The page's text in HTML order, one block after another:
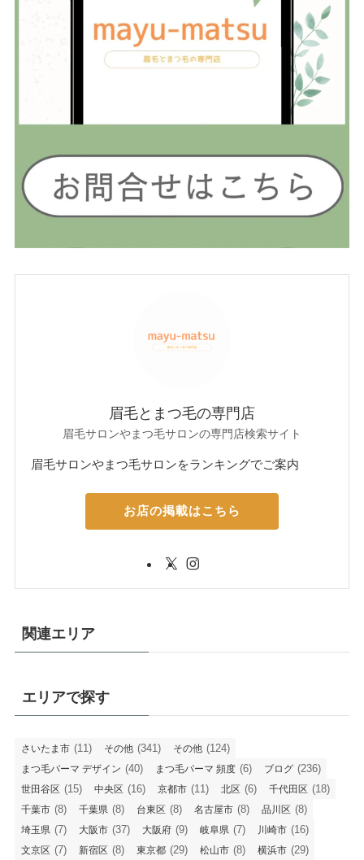
眉毛とまつ毛の専門店
眉毛サロンやまつ毛サロンの専門店検索サイト
眉毛サロンやまつ毛サロンをランキングでご案内
お店の掲載はこちら
関連エリア
エリアで探す
さいたま市 (11) その他 (341) その他 (124)
まつ毛パーマ デザイン (40) まつ毛パーマ 頻度 (6) ブログ (236)
世田谷区 (15) 中央区 (16) 京都市 (11) 北区 (6) 千代田区 (18)
千葉市 (8) 千葉県 (8) 台東区 (8) 名古屋市 (8) 品川区 (8)
埼玉県 (7) 大阪市 (37) 大阪府 (9) 岐阜県 (7) 川崎市 (16)
文京区 (7) 新宿区 (8) 東京都 (29) 松山市 (8) 横浜市 (29)